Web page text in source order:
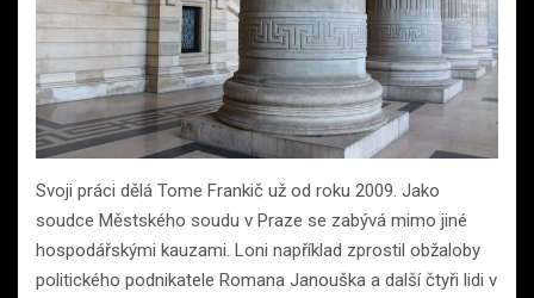
Svoji práci dělá Tome Frankič už od roku 2009. Jako
soudce Městského soudu v Praze se zabývá mimo jiné
hospodářskými kauzami. Loni například zprostil obžaloby
politického podnikatele Romana Janouška a další čtyři lidi v